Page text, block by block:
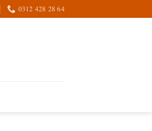
0312 428 28 64